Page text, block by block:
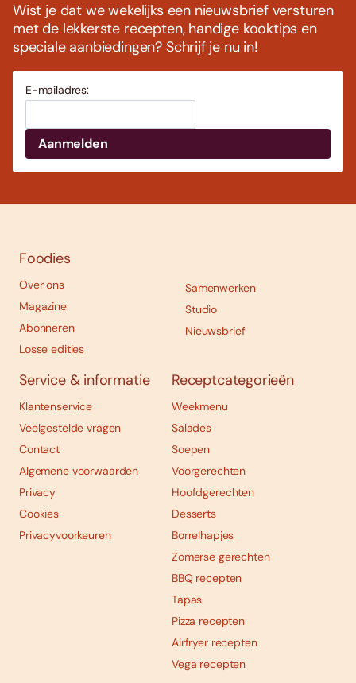
Wist je dat we wekelijks een nieuwsbrief versturen
met de lekkerste recepten, handige kooktips en
speciale aanbiedingen? Schrijf je nu in!
E-mailadres:
Foodies
Over ons
Magazine
Abonneren
Losse edities
Samenwerken
Studio
Nieuwsbrief
Service & informatie
Klantenservice
Veelgestelde vragen
Contact
Algemene voorwaarden
Privacy
Cookies
Privacyvoorkeuren
Receptcategorieën
Weekmenu
Salades
Soepen
Voorgerechten
Hoofdgerechten
Desserts
Borrelhapjes
Zomerse gerechten
BBQ recepten
Tapas
Pizza recepten
Airfryer recepten
Vega recepten